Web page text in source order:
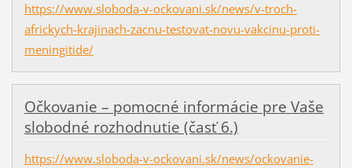
https://www.sloboda-v-ockovani.sk/news/v-troch-
africkych-krajinach-zacnu-testovat-novu-vakcinu-proti-
meningitide/
Očkovanie – pomocné informácie pre Vaše
slobodné rozhodnutie (časť 6.)
https://www.sloboda-v-ockovani.sk/news/ockovanie-